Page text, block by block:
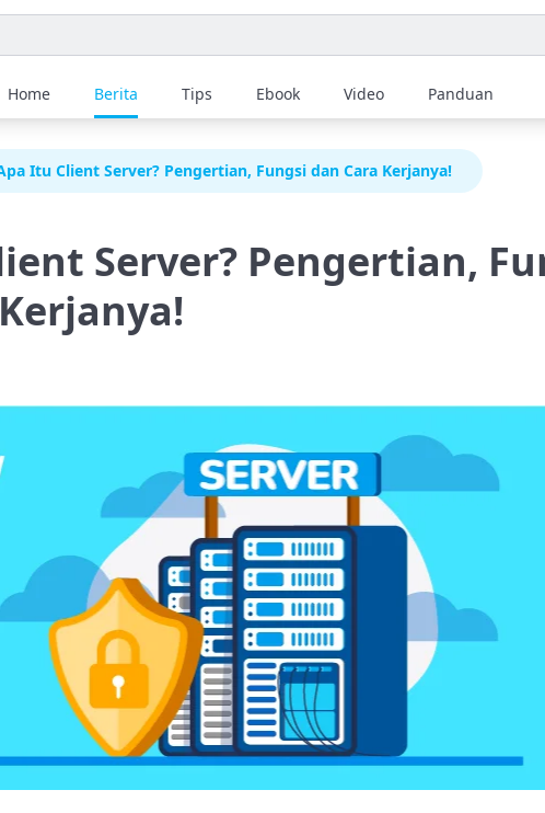
Home Berita Tips Ebook Video Panduan
Itu Client Server? Pengertian, Fungsi dan Cara Kerjanya!
Server? Pengertian,